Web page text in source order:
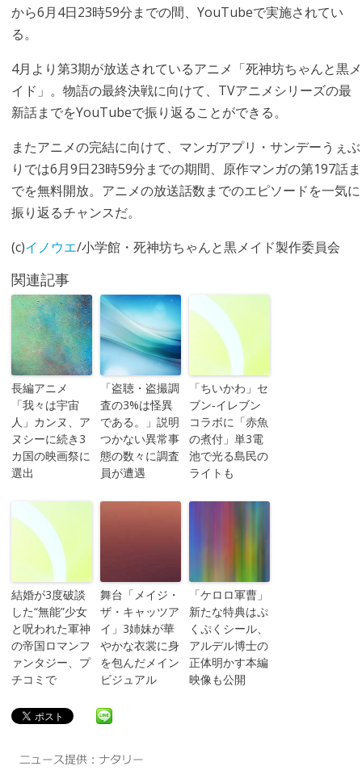
から6月4日23時59分までの間、YouTubeで実施されてい
る。
4月より第3期が放送されているアニメ「死神坊ちゃんと黒メ
イド」。物語の最終決戦に向けて、TVアニメシリーズの最
新話までをYouTubeで振り返ることができる。
またアニメの完結に向けて、マンガアプリ・サンデーうぇぶ
りでは6月9日23時59分までの期間、原作マンガの第197話ま
でを無料開放。アニメの放送話数までのエピソードを一気に
振り返るチャンスだ。
(c)イノウエ/小学館・死神坊ちゃんと黒メイド製作委員会
関連記事
長編アニメ
「我々は宇宙
人」カンヌ、ア
ヌシーに続き3
カ国の映画祭に
選出
「盗聴・盗撮調
査の3%は怪異
である。」説明
つかない異常事
態の数々に調査
員が遭遇
「ちいかわ」セ
ブン‐イレブン
コラボに「赤魚
の煮付」単3電
池で光る島民の
ライトも
結婚が3度破談
した“無能”少女
と呪われた軍神
の帝国ロマンフ
ァンタジー、プ
チコミで
舞台「メイジ・
ザ・キャッツア
イ」3姉妹が華
やかな衣裳に身
を包んだメイン
ビジュアル
「ケロロ軍曹」
新たな特典はぷ
くぷくシール、
アルデル博士の
正体明かす本編
映像も公開